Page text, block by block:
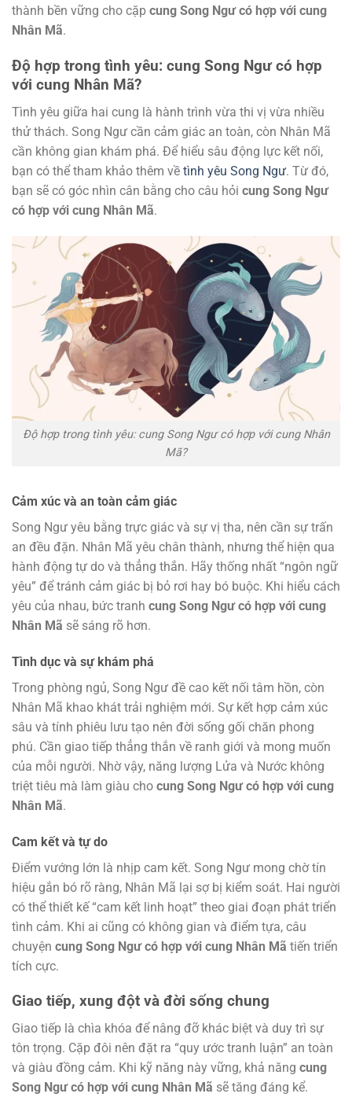
thành bền vững cho cặp cung Song Ngư có hợp với cung
Nhân Mã.
Độ hợp trong tình yêu: cung Song Ngư có hợp
với cung Nhân Mã?
Tình yêu giữa hai cung là hành trình vừa thi vị vừa nhiều
thử thách. Song Ngư cần cảm giác an toàn, còn Nhân Mã
cần không gian khám phá. Để hiểu sâu động lực kết nối,
bạn có thể tham khảo thêm về tình yêu Song Ngư. Từ đó,
bạn sẽ có góc nhìn cân bằng cho câu hỏi cung Song Ngư
có hợp với cung Nhân Mã.
Độ hợp trong tình yêu: cung Song Ngư có hợp với cung Nhân
Mã?
Cảm xúc và an toàn cảm giác
Song Ngư yêu bằng trực giác và sự vị tha, nên cần sự trấn
an đều đặn. Nhân Mã yêu chân thành, nhưng thể hiện qua
hành động tự do và thẳng thắn. Hãy thống nhất “ngôn ngữ
yêu” để tránh cảm giác bị bỏ rơi hay bó buộc. Khi hiểu cách
yêu của nhau, bức tranh cung Song Ngư có hợp với cung
Nhân Mã sẽ sáng rõ hơn.
Tình dục và sự khám phá
Trong phòng ngủ, Song Ngư đề cao kết nối tâm hồn, còn
Nhân Mã khao khát trải nghiệm mới. Sự kết hợp cảm xúc
sâu và tính phiêu lưu tạo nên đời sống gối chăn phong
phú. Cần giao tiếp thẳng thắn về ranh giới và mong muốn
của mỗi người. Nhờ vậy, năng lượng Lửa và Nước không
triệt tiêu mà làm giàu cho cung Song Ngư có hợp với cung
Nhân Mã.
Cam kết và tự do
Điểm vướng lớn là nhịp cam kết. Song Ngư mong chờ tín
hiệu gắn bó rõ ràng, Nhân Mã lại sợ bị kiểm soát. Hai người
có thể thiết kế “cam kết linh hoạt” theo giai đoạn phát triển
tình cảm. Khi ai cũng có không gian và điểm tựa, câu
chuyện cung Song Ngư có hợp với cung Nhân Mã tiến triển
tích cực.
Giao tiếp, xung đột và đời sống chung
Giao tiếp là chìa khóa để nâng đỡ khác biệt và duy trì sự
tôn trọng. Cặp đôi nên đặt ra “quy ước tranh luận” an toàn
và giàu đồng cảm. Khi kỹ năng này vững, khả năng cung
Song Ngư có hợp với cung Nhân Mã sẽ tăng đáng kể.